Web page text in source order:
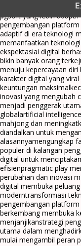
menghadirkan inovasi
pgsoft yang lebih
pengembangan
adaptif di era teknologi
memanfaatkan
ekspektasiai digital
bikin banyak orang
menuju kepercayaan
karakter digital yang
keuntungan maksimal
inovasi yang mengubah
menjadi penggerak
globalartificial
mahjong dan
diandalkan untuk
alasannyamengungkap
populer di kalangan
digital untuk
efisienpragmatic play
perubahan dan inovasi
digital membuka
moderntransformasi
pengembangan
berkembang membuka
menjanjikanstrategi
utama dalam
mulai mengambil peran